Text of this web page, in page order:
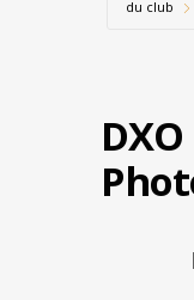
du club